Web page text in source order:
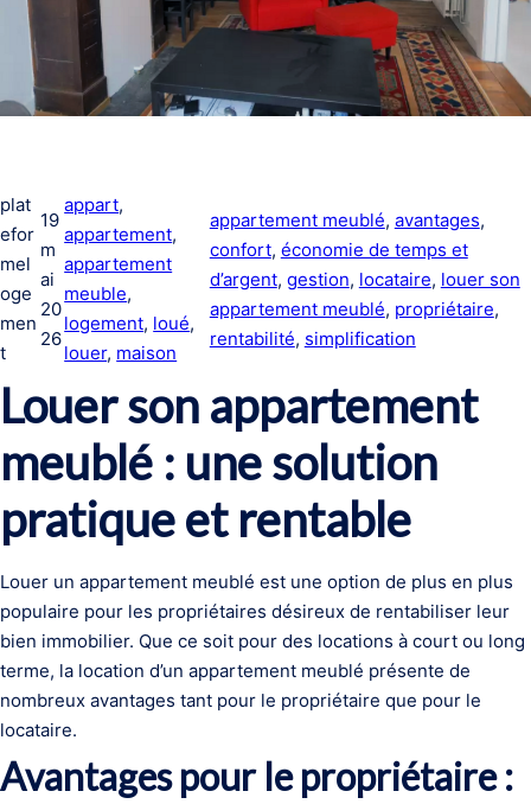
plat
efor
mel
oge
men
t
19
m
ai
20
26
appart
appartement
appartement
meuble
logement, loué
louer, maison
appartement meublé, avantages
confort, économie de temps et
d’argent, gestion, locataire, louer son
appartement meublé, propriétaire
rentabilité, simplification
Louer son appartement
meublé : une solution
pratique et rentable
Louer un appartement meublé est une option de plus en plus
populaire pour les propriétaires désireux de rentabiliser leur
bien immobilier. Que ce soit pour des locations à court ou long
terme, la location d’un appartement meublé présente de
nombreux avantages tant pour le propriétaire que pour le
locataire.
Avantages pour le propriétaire :